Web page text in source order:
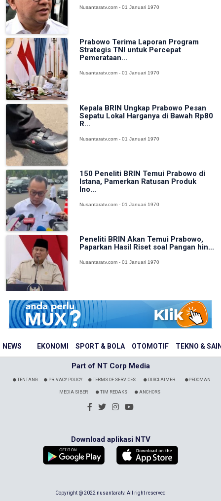
NEWS EKONOMI SPORT & BOLA OTOMOTIF TEKNO &
Nusantaratv.com - 01 Januari 1970
Prabowo Terima Laporan Program
Strategis TNI untuk Percepat
Pemerataan...
Nusantaratv.com - 01 Januari 1970
Kepala BRIN Ungkap Prabowo Pesan
Sepatu Lokal Harganya di Bawah Rp80
R...
Nusantaratv.com - 01 Januari 1970
150 Peneliti BRIN Temui Prabowo di
Istana, Pamerkan Ratusan Produk
Ino...
Nusantaratv.com - 01 Januari 1970
Peneliti BRIN Akan Temui Prabowo,
Paparkan Hasil Riset soal Pangan hin...
Nusantaratv.com - 01 Januari 1970
Part of NT Corp Media
TENTANG PRIVACY POLICY TERMS OF SERVICES DISCLAIMER PEDOMAN
MEDIA SIBER TIM REDAKSI ANCHORS
Download aplikasi NTV
Copyright @ 2022 nusantaratv. All right reserved